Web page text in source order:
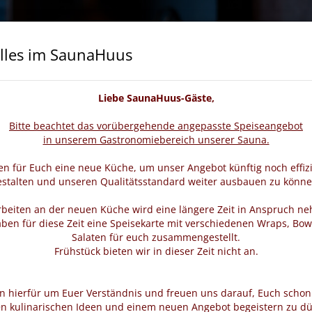
Wellness & Beauty
im SaunaHuus
Liebe SaunaHuus-Gäste,
Bitte beachtet das vorübergehende angepasste Speiseangebot
in unserem Gastronomiebereich unserer Sauna.
für Euch eine neue Küche, um unser Angebot künftig noch
und unseren Qualitätsstandard weiter ausbauen zu
an der neuen Küche wird eine längere Zeit in Anspruch
für diese Zeit eine Speisekarte mit verschiedenen Wraps,
Salaten für euch zusammengestellt.
Frühstück bieten wir in dieser Zeit nicht an.
hierfür um Euer Verständnis und freuen uns darauf, Euch
kulinarischen Ideen und einem neuen Angebot begeistern zu